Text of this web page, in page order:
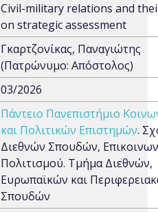
Civil-military relations and
on strategic assessment
Γκαρτζονίκας, Παναγιώτης
(Πατρώνυμο: Απόστολος)
03/2026
Πάντειο Πανεπιστήμιο
και Πολιτικών Επιστημών.
Διεθνών Σπουδών,
Πολιτισμού. Τμήμα Διεθνών,
Ευρωπαϊκών και
Σπουδών